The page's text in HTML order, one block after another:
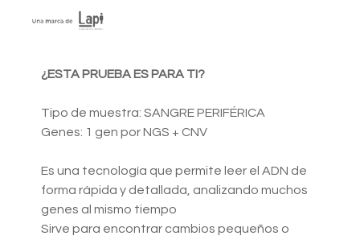
¿ESTA PRUEBA ES PARA TI?
Tipo de muestra: SANGRE PERIFÉRICA
Genes: 1 gen por NGS + CNV
Es una tecnología que permite leer el ADN de
forma rápida y detallada, analizando muchos
genes al mismo tiempo
Sirve para encontrar cambios pequeños o